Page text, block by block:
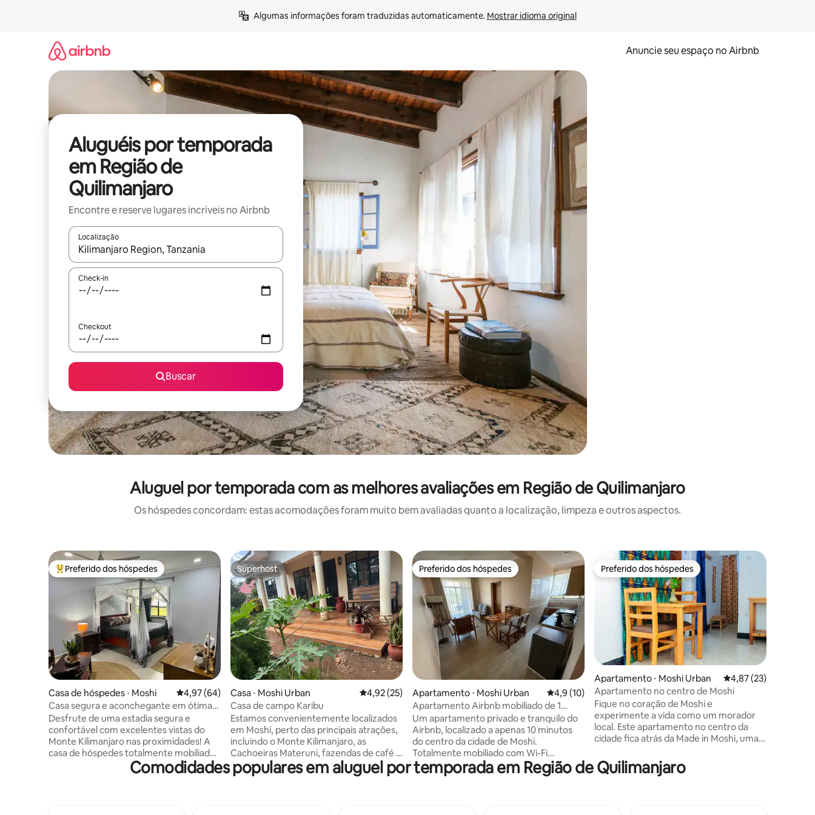
Algumas informações foram traduzidas automaticamente. Mostrar idioma original
Anuncie seu espaço no Airbnb
Aluguéis por temporada
em Região de
Quilimanjaro
Encontre e reserve lugares incríveis no Airbnb
Localização
Quando os resultados estiverem disponíveis, explore-os usando as seta para cima e para baixo do teclado ou tocando e deslizando o dedo na tela.
Check-in
Checkout
Buscar
Aluguel por temporada com as melhores avaliações em Região de Quilimanjaro
Os hóspedes concordam: estas acomodações foram muito bem avaliadas quanto a localização, limpeza e outros aspectos.
Entre os melhores preferidos dos hóspedes
Preferido dos hóspedes
Casa de hóspedes ⋅ Moshi 4,97 de uma avaliação média de 5, 64 avaliações
4,97 (64)
Casa segura e aconchegante em ótima
localização!
Desfrute de uma estadia segura e
confortável com excelentes vistas do
Monte Kilimanjaro nas proximidades! A
casa de hóspedes totalmente mobiliada
está localizada na mesma propriedade
que a casa do anfitrião, para que você
Superhost
Superhost
Casa ⋅ Moshi Urban 4,92 de uma avaliação média de 5, 25 avaliações
4,92 (25)
Casa de campo Karibu
Estamos convenientemente localizados
em Moshi, perto das principais atrações,
incluindo o Monte Kilimanjaro, as
Cachoeiras Materuni, fazendas de café e
a cidade de Moshi. Se você está se
preparando para uma escalada no
Preferido dos hóspedes
Preferido dos hóspedes
Apartamento ⋅ Moshi Urban 4,9 de uma avaliação média de 5, 10 avaliações
4,9 (10)
Apartamento Airbnb mobiliado de 1
quarto, Moshi, Kilimanjaro
Um apartamento privado e tranquilo do
Airbnb, localizado a apenas 10 minutos
do centro da cidade de Moshi.
Totalmente mobiliado com Wi-Fi
confiável, segurança 24 horas por dia, 7
dias por semana, ar-condicionado,
Preferido dos hóspedes
Preferido dos hóspedes
Apartamento ⋅ Moshi Urban 4,87 de uma
4,87 (23)
Apartamento no centro de Moshi
Fique no coração de Moshi e
experimente a vida como um morador
local. Este apartamento no centro da
cidade fica atrás da Made in Moshi, uma
próximo. Dentro você encontrará 2
quartos, uma sala de estar
Comodidades populares em aluguel por temporada em Região de Quilimanjaro